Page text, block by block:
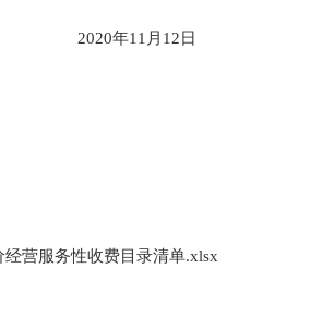
2020年11 月 12日
营服务性收费目录清单.xlsx